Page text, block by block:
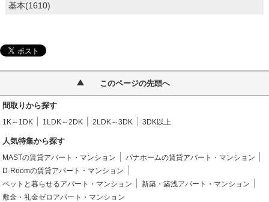
基本(1610)
このページの先頭へ
間取りから探す
1K～1DK 1LDK～2DK 2LDK～3DK 3DK以上
人気特集から探す
MASTの賃貸アパート・マンション
パナホームの賃貸アパート・マンション
D-Roomの賃貸アパート・マンション
ペットと暮らせるアパート・マンション
新築・築浅アパート・マンション
敷金・礼金ゼロアパート・マンション